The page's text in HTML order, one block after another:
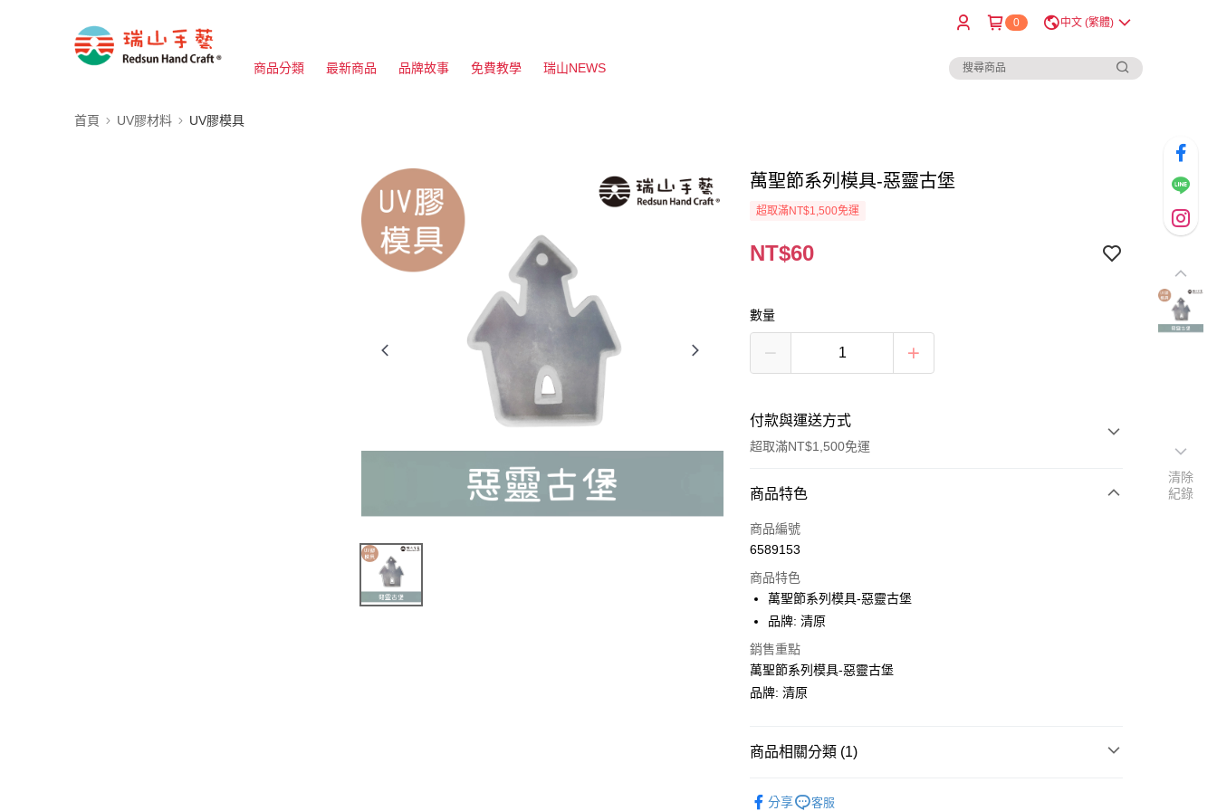
0 中文 (繁體)
商品分類 最新商品 品牌故事 免費教學 瑞山NEWS
首頁 UV膠材料 UV膠模具
萬聖節系列模具-惡靈古堡
超取滿NT$1,500免運
NT$60
數量
付款與運送方式
超取滿NT$1,500免運
付款方式
信用卡一次付款
Apple Pay
街口支付
悠遊付
全家取貨付款
商品特色
商品編號
6589153
商品特色
萬聖節系列模具-惡靈古堡
品牌: 清原
銷售重點
萬聖節系列模具-惡靈古堡
品牌: 清原
商品相關分類 (1)
分享
客服
清除
紀錄